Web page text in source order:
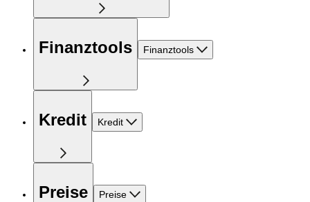
Finanztools Finanztools
Kredit Kredit
Preise Preise